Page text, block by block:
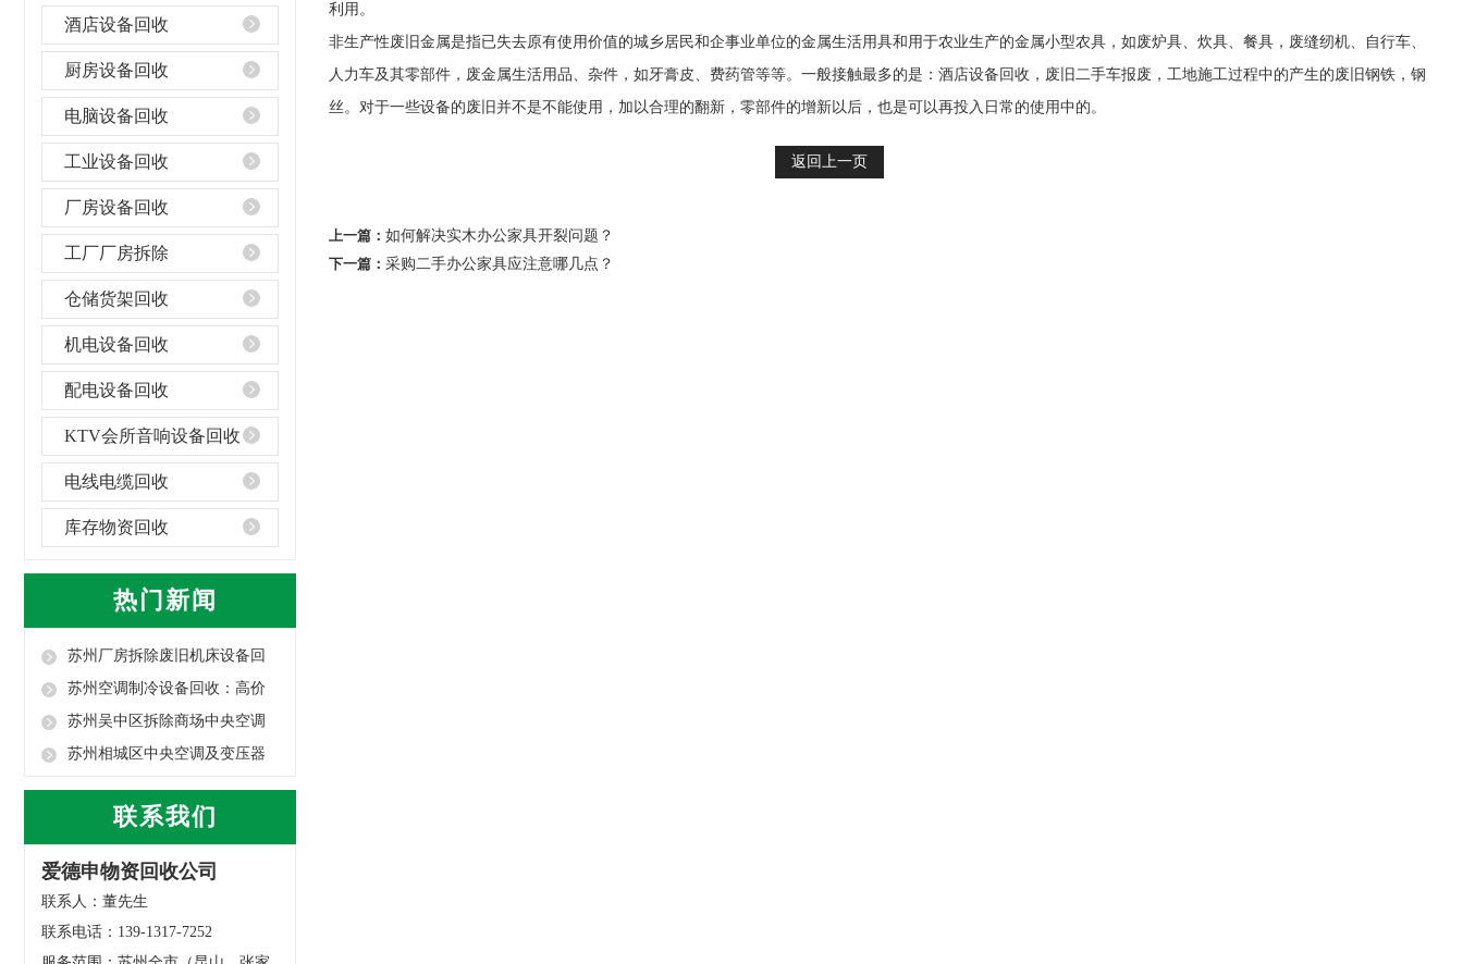
酒店设备回收
厨房设备回收
电脑设备回收
工业设备回收
厂房设备回收
工厂厂房拆除
仓储货架回收
机电设备回收
配电设备回收
KTV会所音响设备回收
电线电缆回收
库存物资回收
热门新闻
苏州厂房拆除废旧机床设备回
收：高价合规·...
苏州空调制冷设备回收：高价
上门・安全拆除...
苏州吴中区拆除商场中央空调
冷水机回收指南
苏州相城区中央空调及变压器
回收指南
联系我们
爱德申物资回收公司
联系人：董先生
联系电话：139-1317-7252
利用。
非生产性废旧金属是指已失去原有使用价值的城乡居民和企事业单位的金属生活用具和用于农业生产的金属小型农具，如废炉具、炊具、餐具，废缝纫机、自行车、
人力车及其零部件，废金属生活用品、杂件，如牙膏皮、费药管等等。一般接触最多的是：酒店设备回收，废旧二手车报废，工地施工过程中的产生的废旧钢铁，钢
丝。对于一些设备的废旧并不是不能使用，加以合理的翻新，零部件的增新以后，也是可以再投入日常的使用中的。
返回上一页
上一篇： 如何解决实木办公家具开裂问题？
下一篇： 采购二手办公家具应注意哪几点？